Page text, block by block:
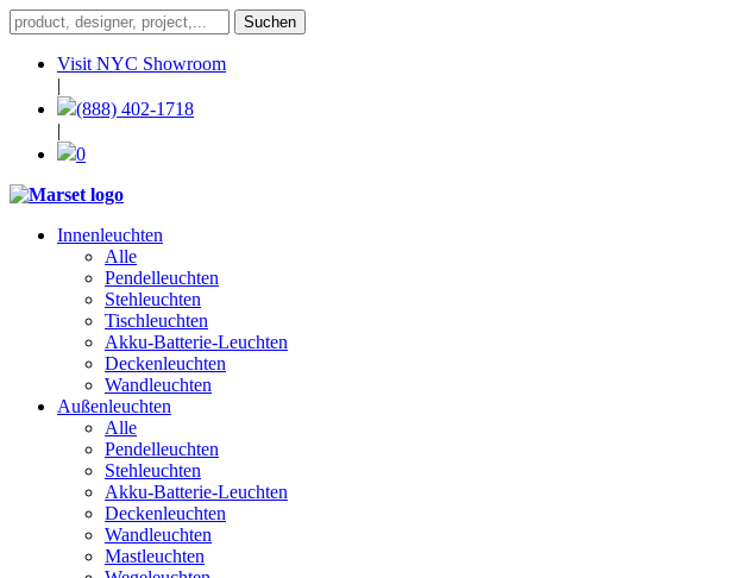
Visit NYC Showroom
|
(888) 402-1718
|
0
Innenleuchten
Alle
Pendelleuchten
Stehleuchten
Tischleuchten
Akku-Batterie-Leuchten
Deckenleuchten
Wandleuchten
Außenleuchten
Alle
Pendelleuchten
Stehleuchten
Akku-Batterie-Leuchten
Deckenleuchten
Wandleuchten
Mastleuchten